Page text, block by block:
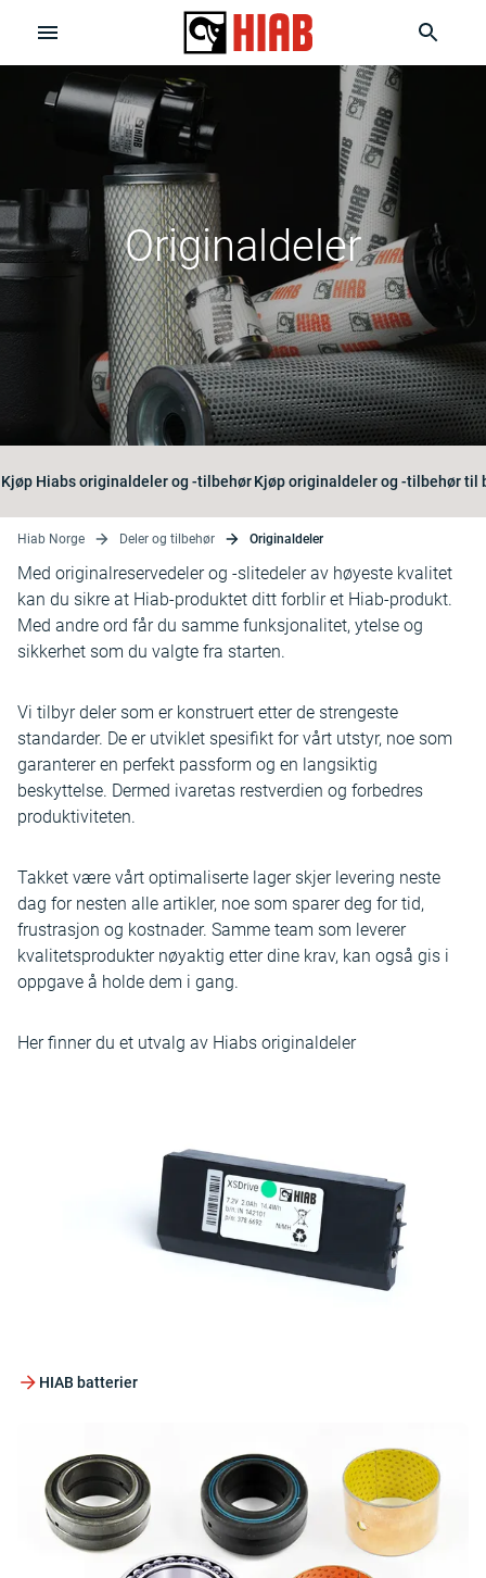
Originaldeler
Kjøp Hiabs originaldeler og -tilbehørKjøp originaldeler og -tilbehør til
Hiab Norge Deler og tilbehør Originaldeler
Med originalreservedeler og -slitedeler av høyeste kvalitet
kan du sikre at Hiab-produktet ditt forblir et Hiab-produkt.
Med andre ord får du samme funksjonalitet, ytelse og
sikkerhet som du valgte fra starten.
Vi tilbyr deler som er konstruert etter de strengeste
standarder. De er utviklet spesifikt for vårt utstyr, noe som
garanterer en perfekt passform og en langsiktig
beskyttelse. Dermed ivaretas restverdien og forbedres
produktiviteten.
Takket være vårt optimaliserte lager skjer levering neste
dag for nesten alle artikler, noe som sparer deg for tid,
frustrasjon og kostnader. Samme team som leverer
kvalitetsprodukter nøyaktig etter dine krav, kan også gis i
oppgave å holde dem i gang.
Her finner du et utvalg av Hiabs originaldeler
HIAB batterier